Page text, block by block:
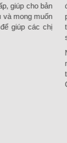
giúp cho bản
và mong muốn
giúp các chị